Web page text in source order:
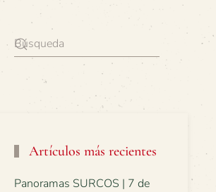
Artículos más recientes
Panoramas SURCOS | 7 de